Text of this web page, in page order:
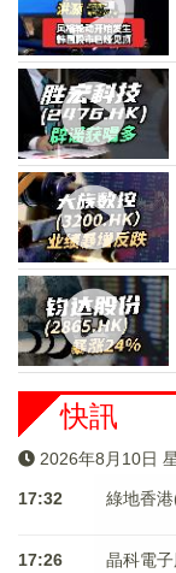
快訊
2026年8月10日
17:32 綠地香
17:26
晶科電